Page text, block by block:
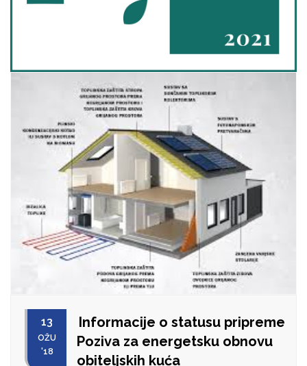
13
OŽU
'18
Informacije o statusu pripreme
Poziva za energetsku obnovu
obiteljskih kuća